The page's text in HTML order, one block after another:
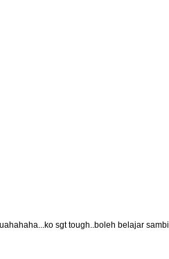
sgt tough..boleh belajar sambil